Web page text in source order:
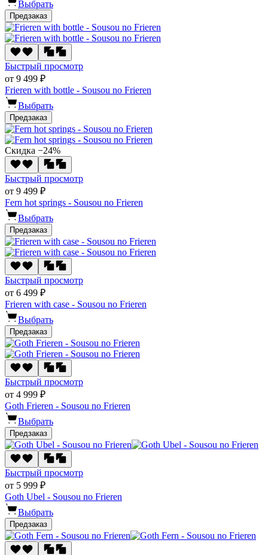
Выбрать
Предзаказ
Быстрый просмотр
от 9 499 ₽
Frieren with bottle - Sousou no Frieren
Выбрать
Предзаказ
Скидка −24%
Быстрый просмотр
от 9 499 ₽
Fern hot springs - Sousou no Frieren
Выбрать
Предзаказ
Быстрый просмотр
от 6 499 ₽
Frieren with case - Sousou no Frieren
Выбрать
Предзаказ
Быстрый просмотр
от 4 999 ₽
Goth Frieren - Sousou no Frieren
Выбрать
Предзаказ
Быстрый просмотр
от 5 999 ₽
Goth Ubel - Sousou no Frieren
Выбрать
Предзаказ